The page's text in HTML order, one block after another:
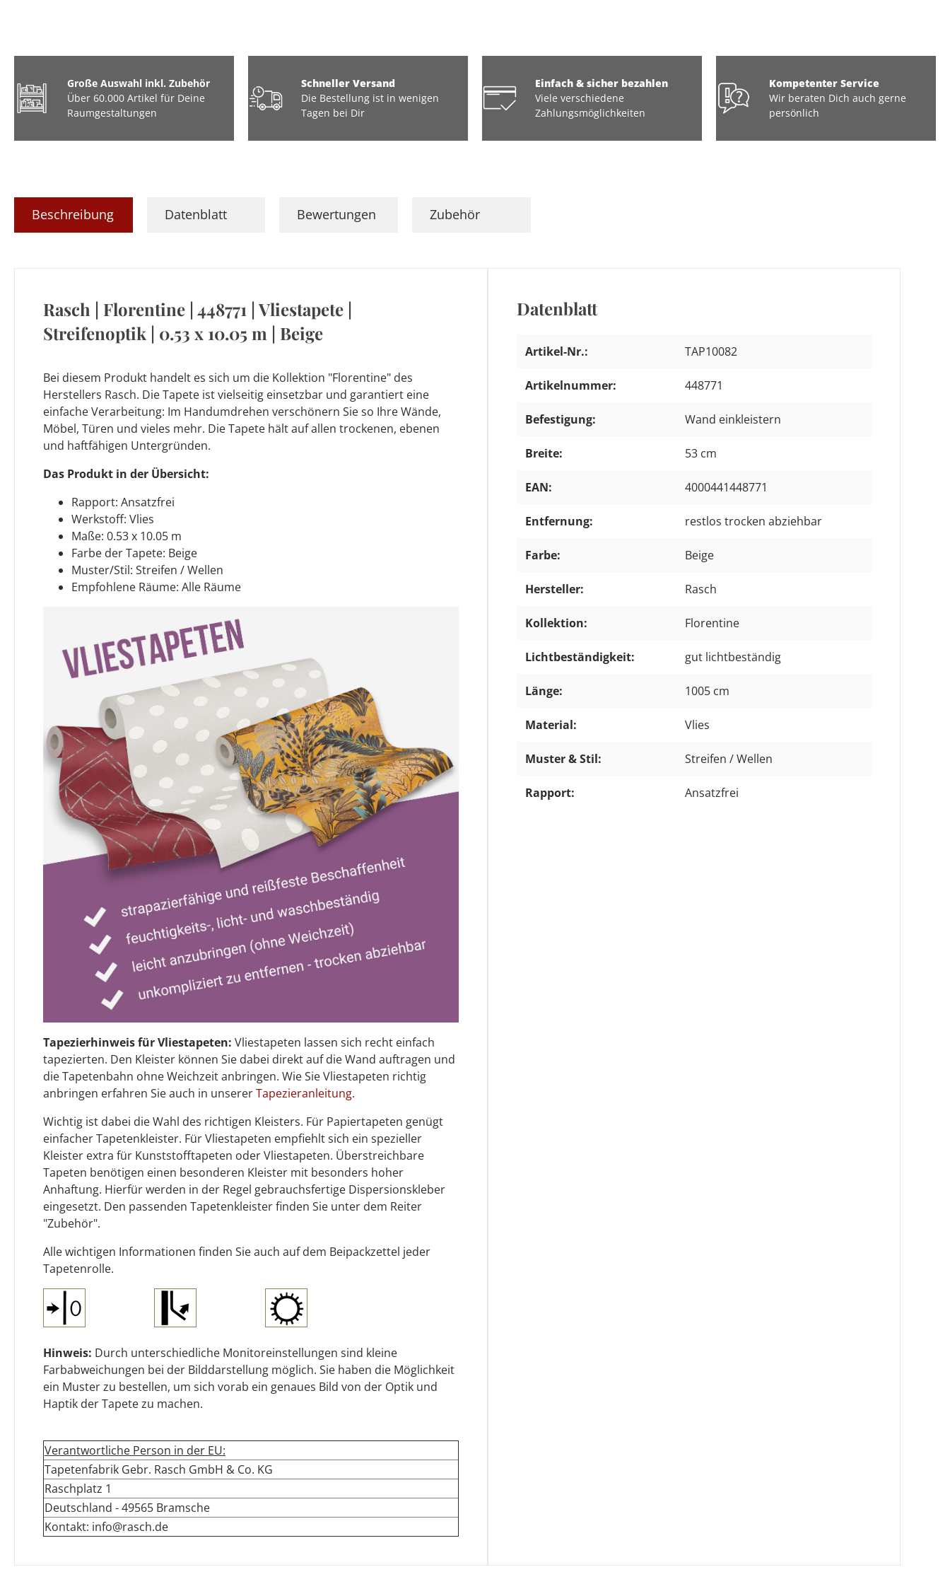
Große Auswahl inkl. Zubehör
Über 60.000 Artikel für Deine
Raumgestaltungen
Schneller Versand
Die Bestellung ist in wenigen
Tagen bei Dir
Einfach & sicher bezahlen
Viele verschiedene
Zahlungsmöglichkeiten
Kompetenter Service
Wir beraten Dich auch gerne
persönlich
Beschreibung Datenblatt Bewertungen Zubehör
Rasch | Florentine | 448771 | Vliestapete |
Streifenoptik | 0.53 x 10.05 m | Beige
Bei diesem Produkt handelt es sich um die Kollektion "Florentine" des
Herstellers Rasch. Die Tapete ist vielseitig einsetzbar und garantiert eine
einfache Verarbeitung: Im Handumdrehen verschönern Sie so Ihre Wände,
Möbel, Türen und vieles mehr. Die Tapete hält auf allen trockenen, ebenen
und haftfähigen Untergründen.
Das Produkt in der Übersicht:
Rapport: Ansatzfrei
Werkstoff: Vlies
Maße: 0.53 x 10.05 m
Farbe der Tapete: Beige
Muster/Stil: Streifen / Wellen
Empfohlene Räume: Alle Räume
Tapezierhinweis für Vliestapeten: Vliestapeten lassen sich recht einfach
tapezierten. Den Kleister können Sie dabei direkt auf die Wand auftragen und
die Tapetenbahn ohne Weichzeit anbringen. Wie Sie Vliestapeten richtig
anbringen erfahren Sie auch in unsererTapezieranleitung.
Wichtig ist dabei die Wahl des richtigen Kleisters. Für Papiertapeten genügt
einfacher Tapetenkleister. Für Vliestapeten empfiehlt sich ein spezieller
Kleister extra für Kunststofftapeten oder Vliestapeten. Überstreichbare
Tapeten benötigen einen besonderen Kleister mit besonders hoher
Anhaftung. Hierfür werden in der Regel gebrauchsfertige Dispersionskleber
eingesetzt. Den passenden Tapetenkleister finden Sie unter dem Reiter
"Zubehör".
Alle wichtigen Informationen finden Sie auch auf dem Beipackzettel jeder
Tapetenrolle.
Hinweis: Durch unterschiedliche Monitoreinstellungen sind kleine
Farbabweichungen bei der Bilddarstellung möglich. Sie haben die Möglichkeit
ein Muster zu bestellen, um sich vorab ein genaues Bild von der Optik und
Haptik der Tapete zu machen.
Verantwortliche Person in der EU:
Tapetenfabrik Gebr. Rasch GmbH & Co. KG
Raschplatz 1
Deutschland - 49565 Bramsche
Kontakt: info@rasch.de
Datenblatt
Artikel-Nr.: TAP10082
Artikelnummer: 448771
Befestigung: Wand einkleistern
Breite: 53 cm
EAN: 4000441448771
Entfernung: restlos trocken abziehbar
Farbe: Beige
Hersteller: Rasch
Kollektion: Florentine
Lichtbeständigkeit: gut lichtbeständig
Länge: 1005 cm
Material: Vlies
Muster & Stil: Streifen / Wellen
Rapport: Ansatzfrei